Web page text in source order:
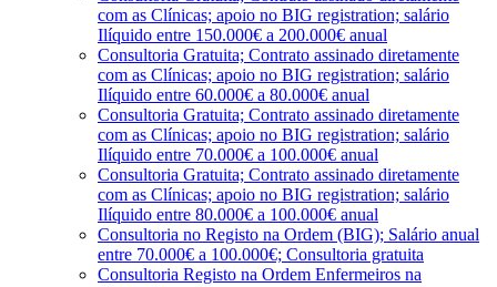
com as Clínicas; apoio no BIG registration; salário
Ilíquido entre 150.000€ a 200.000€ anual
Consultoria Gratuita; Contrato assinado diretamente
com as Clínicas; apoio no BIG registration; salário
Ilíquido entre 60.000€ a 80.000€ anual
Consultoria Gratuita; Contrato assinado diretamente
com as Clínicas; apoio no BIG registration; salário
Ilíquido entre 70.000€ a 100.000€ anual
Consultoria Gratuita; Contrato assinado diretamente
com as Clínicas; apoio no BIG registration; salário
Ilíquido entre 80.000€ a 100.000€ anual
Consultoria no Registo na Ordem (BIG); Salário anual
entre 70.000€ a 100.000€; Consultoria gratuita
Consultoria Registo na Ordem Enfermeiros na